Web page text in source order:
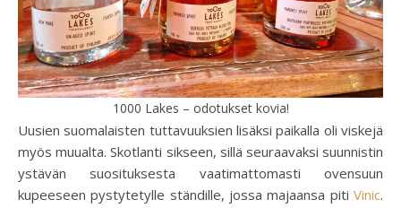
1000 Lakes – odotukset kovia!
Uusien suomalaisten tuttavuuksien lisäksi paikalla oli viskejä
myös muualta. Skotlanti sikseen, sillä seuraavaksi suunnistin
ystävän suosituksesta vaatimattomasti ovensuun
kupeeseen pystytetylle ständille, jossa majaansa piti Vinic.